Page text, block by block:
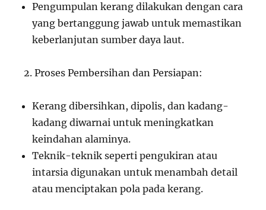
Pengumpulan kerang dilakukan dengan cara
yang bertanggung jawab untuk memastikan
keberlanjutan sumber daya laut.
Proses Pembersihan dan Persiapan:
Kerang dibersihkan, dipolis, dan kadang-
kadang diwarnai untuk meningkatkan
keindahan alaminya.
Teknik-teknik seperti pengukiran atau
intarsia digunakan untuk menambah detail
atau menciptakan pola pada kerang.